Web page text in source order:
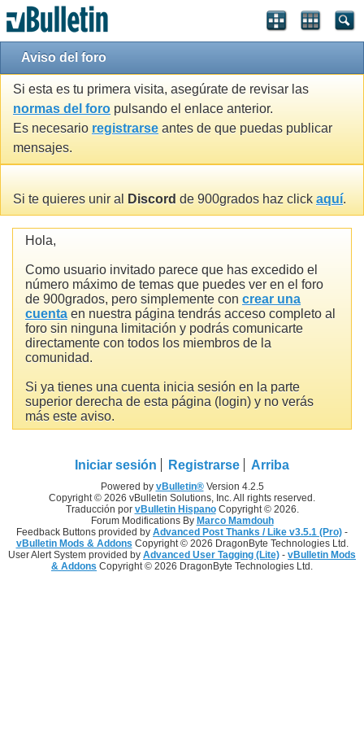
Aviso del foro
Si esta es tu primera visita, asegúrate de revisar las
normas del foro pulsando el enlace anterior.
Es necesario registrarse antes de que puedas publicar
mensajes.
Si te quieres unir al Discord de 900grados haz click aquí.
Hola,
Como usuario invitado parece que has excedido el
número máximo de temas que puedes ver en el foro
de 900grados, pero simplemente con crear una
cuenta en nuestra página tendrás acceso completo al
foro sin ninguna limitación y podrás comunicarte
directamente con todos los miembros de la
comunidad.
Si ya tienes una cuenta inicia sesión en la parte
superior derecha de esta página (login) y no verás
más este aviso.
Iniciar sesión Registrarse Arriba
Powered by vBulletin®Version 4.2.5
Copyright © 2026 vBulletin Solutions, Inc. All rights reserved.
Traducción por vBulletin HispanoCopyright © 2026.
Forum Modifications By Marco Mamdouh
Feedback Buttons provided by Advanced Post Thanks / Like v3.5.1 (Pro) -
vBulletin Mods & Addons Copyright © 2026 DragonByte Technologies Ltd.
User Alert System provided by Advanced User Tagging (Lite) - vBulletin Mods
& Addons Copyright © 2026 DragonByte Technologies Ltd.